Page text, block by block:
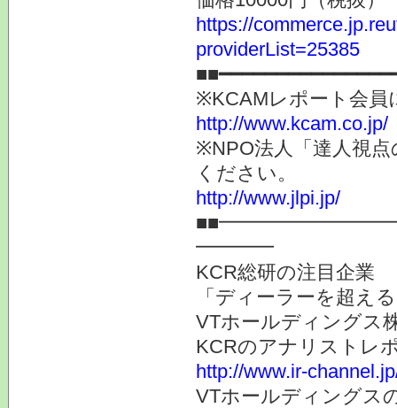
https://
providerList=25385
※KCAMレポート会員
http://www.kcam.co.jp/
※NPO法人「達人視
ください。
http://www.jlpi.jp/
━━━━
KCR総研の注目企業
「ディーラーを超え
VTホールディングス
KCRのアナリストレ
http://www.ir-
VTホールディングス